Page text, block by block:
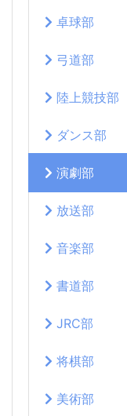
卓球部
弓道部
陸上競技部
ダンス部
演劇部
放送部
音楽部
書道部
JRC部
将棋部
美術部